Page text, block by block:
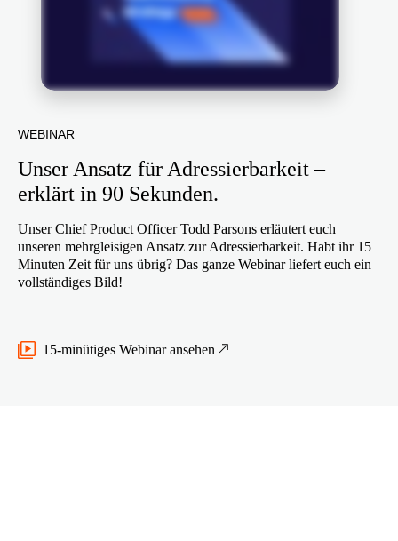
WEBINAR
Unser Ansatz für Adressierbarkeit –
erklärt in 90 Sekunden.
Unser Chief Product Officer Todd Parsons erläutert euch
unseren mehrgleisigen Ansatz zur Adressierbarkeit. Habt ihr 15
Minuten Zeit für uns übrig? Das ganze Webinar liefert euch ein
vollständiges Bild!
15-minütiges Webinar ansehen